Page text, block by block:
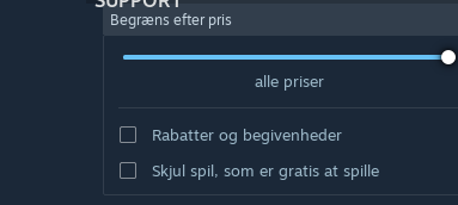
Begræns efter pris
alle priser
Rabatter og begivenheder
Skjul spil, som er gratis at spille